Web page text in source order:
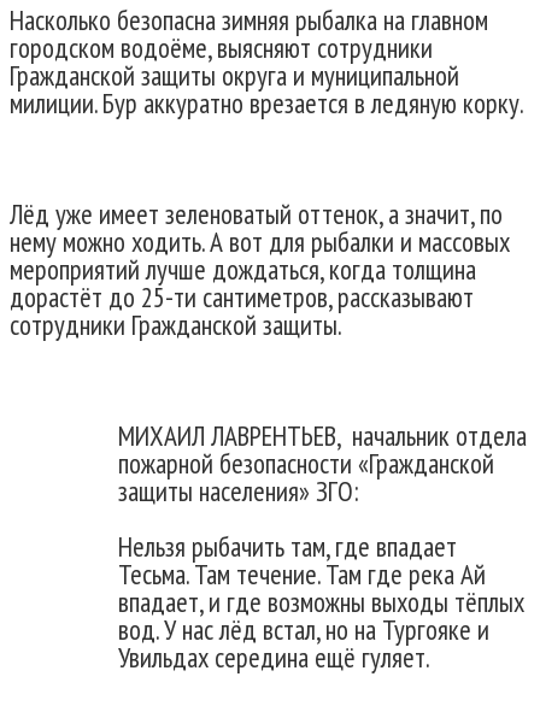
Насколько безопасна зимняя рыбалка на главном
городском водоёме, выясняют сотрудники
Гражданской защиты округа и муниципальной
милиции. Бур аккуратно врезается в ледяную корку.
Лёд уже имеет зеленоватый оттенок, а значит, по
нему можно ходить. А вот для рыбалки и массовых
мероприятий лучше дождаться, когда толщина
дорастёт до 25-ти сантиметров, рассказывают
сотрудники Гражданской защиты.
МИХАИЛ ЛАВРЕНТЬЕВ, начальник отдела
пожарной безопасности «Гражданской
защиты населения» ЗГО:
Нельзя рыбачить там, где впадает
Тесьма. Там течение. Там где река Ай
впадает, и где возможны выходы тёплых
вод. У нас лёд встал, но на Тургояке и
Увильдах середина ещё гуляет.